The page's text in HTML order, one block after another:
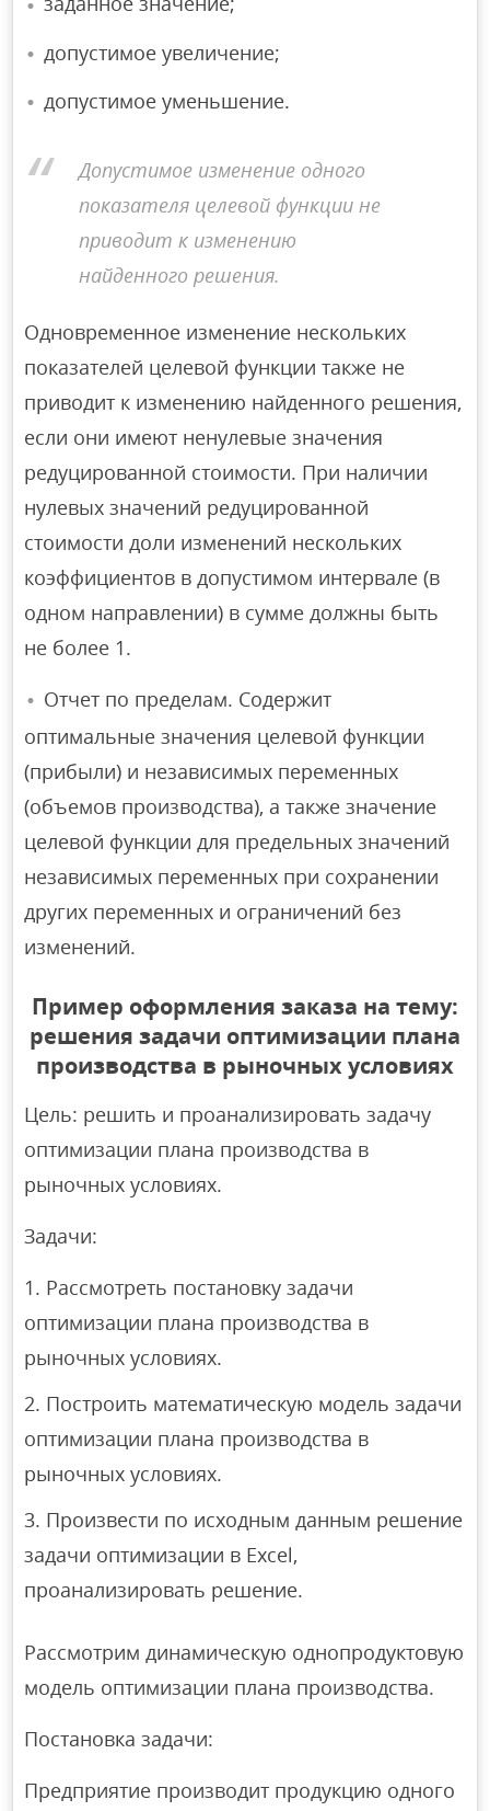
допустимое увеличение;
допустимое уменьшение.
Допустимое изменение одного
показателя целевой функции не
приводит к изменению
найденного решения.
Одновременное изменение нескольких
показателей целевой функции также не
приводит к изменению найденного решения,
если они имеют ненулевые значения
редуцированной стоимости. При наличии
нулевых значений редуцированной
стоимости доли изменений нескольких
коэффициентов в допустимом интервале (в
одном направлении) в сумме должны быть
не более 1.
Отчет по пределам. Содержит
оптимальные значения целевой функции
(прибыли) и независимых переменных
(объемов производства), а также значение
целевой функции для предельных значений
независимых переменных при сохранении
других переменных и ограничений без
изменений.
Пример оформления заказа на тему:
решения задачи оптимизации плана
производства в рыночных условиях
Цель: решить и проанализировать задачу
оптимизации плана производства в
рыночных условиях.
Задачи:
Рассмотреть постановку задачи
оптимизации плана производства в
рыночных условиях.
Построить математическую модель задачи
оптимизации плана производства в
рыночных условиях.
Произвести по исходным данным решение
задачи оптимизации в Excel,
проанализировать решение.
Рассмотрим динамическую однопродуктовую
модель оптимизации плана производства.
Постановка задачи:
Предприятие производит продукцию одного